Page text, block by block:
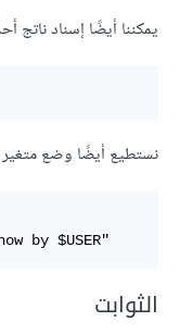
يمكننا أيضًا إسناد ناتج
نستطيع أيضًا وضع
by $USER"
الثوابت